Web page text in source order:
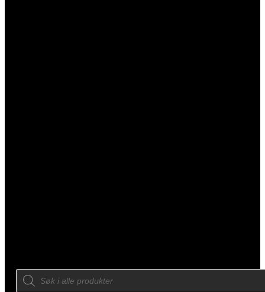
Products
search